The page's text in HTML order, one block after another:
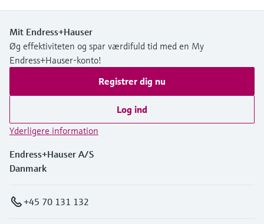
Mit Endress+Hauser
Øg effektiviteten og spar værdifuld tid med en My
Endress+Hauser-konto!
Registrer dig nu
Log ind
Yderligere information
Endress+Hauser A/S
Danmark
+45 70 131 132